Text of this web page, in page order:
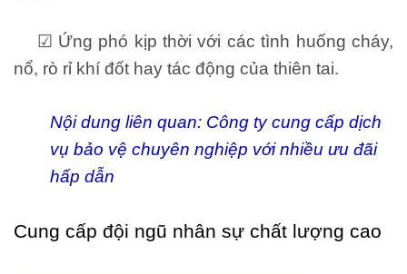
☑ Ứng phó kịp thời với các tình huống cháy,
nổ, rò rỉ khí đốt hay tác động của thiên tai.
Nội dung liên quan: Công ty cung cấp dịch
vụ bảo vệ chuyên nghiệp với nhiều ưu đãi
hấp dẫn
Cung cấp đội ngũ nhân sự chất lượng cao